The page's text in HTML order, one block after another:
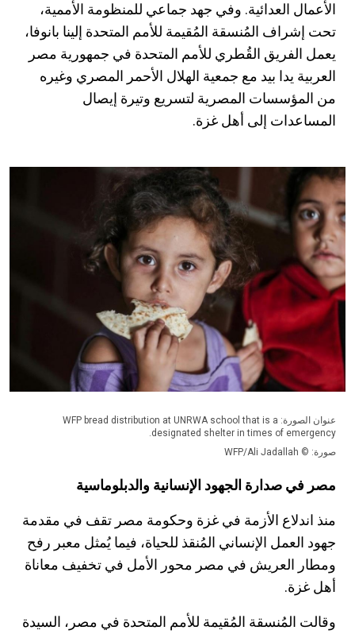
الأعمال العدائية. وفي جهد جماعي للمنظومة الأممية،
تحت إشراف المُنسقة المُقيمة للأمم المتحدة إلينا بانوفا،
يعمل الفريق القُطري للأمم المتحدة في جمهورية مصر
العربية يدا بيد مع جمعية الهلال الأحمر المصري وغيره
من المؤسسات المصرية لتسريع وتيرة إيصال
المساعدات إلى أهل غزة.
عنوان الصورة: WFP bread distribution at UNRWA school that is a
designated shelter in times of emergency.
صورة: © WFP/Ali Jadallah
مصر في صدارة الجهود الإنسانية والدبلوماسية
منذ اندلاع الأزمة في غزة وحكومة مصر تقف في مقدمة
جهود العمل الإنساني المُنقذ للحياة، فيما يُمثل معبر رفح
ومطار العريش في مصر محور الأمل في تخفيف معاناة
أهل غزة.
وقالت المُنسقة المُقيمة للأمم المتحدة في مصر، السيدة